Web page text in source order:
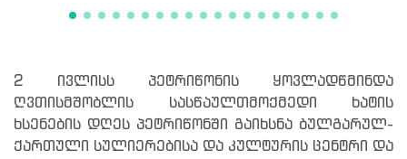
2 ივლისს პეტრიწონის ყოვლადწმინდა
ღვთისმშობლის სასწაულთმოქმედი ხატის
ხსენების დღეს პეტრიწონში გაიხსნა ბულგარულ-
ქართული სულიერებისა და კულტურის ცენტრი და